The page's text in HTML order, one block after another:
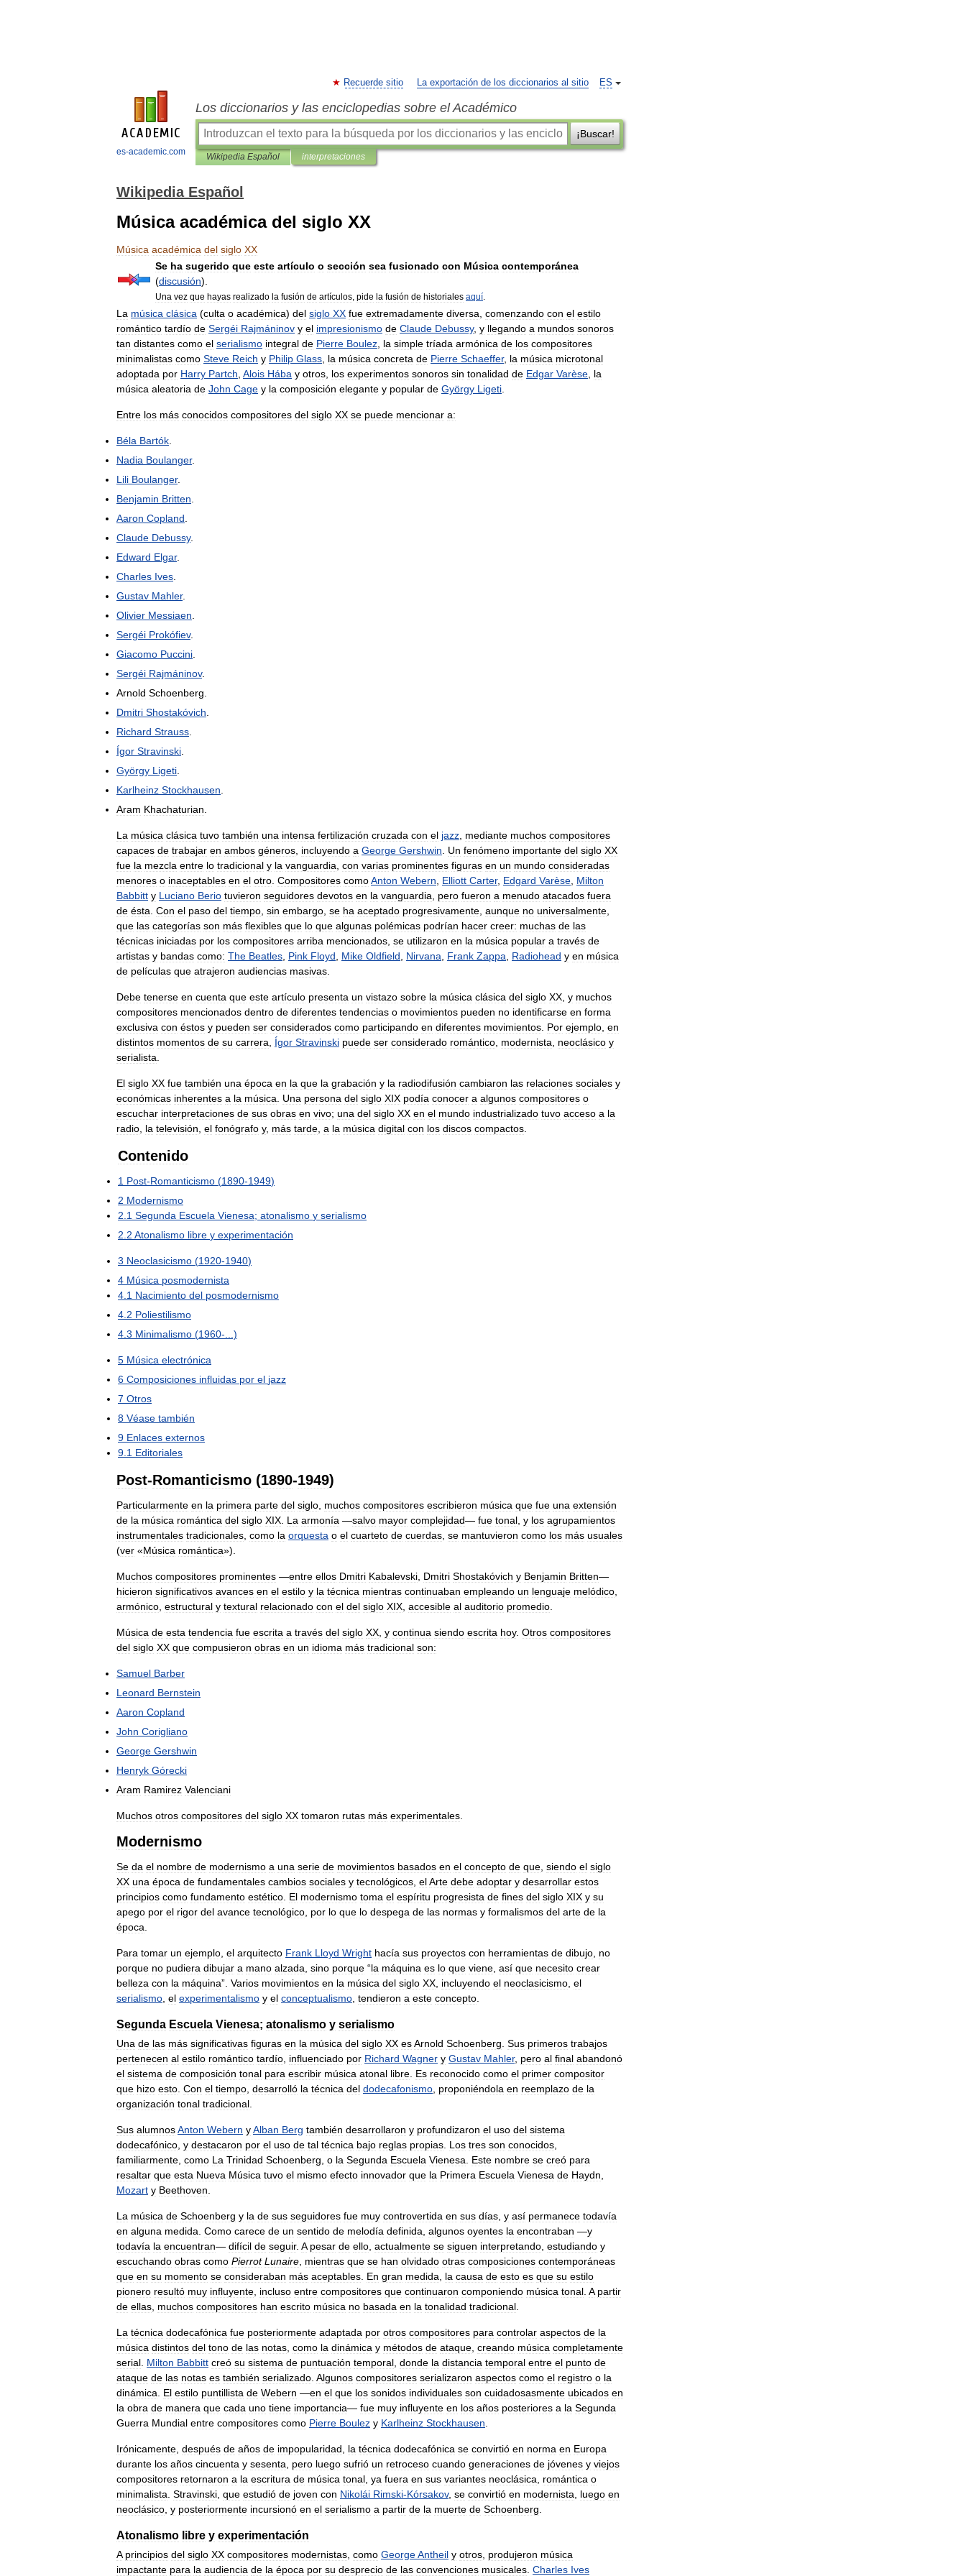
es-academic.com
ES
Recuerde sitio La exportación de los diccionarios al sitio
Los diccionarios y las enciclopedias sobre el Académico
¡Buscar!
Wikipedia Español interpretaciones
Wikipedia Español
Música académica del siglo XX
Música académica del siglo XX
Se ha sugerido que este artículo o sección sea fusionado con Música contemporánea
(discusión).
Una vez que hayas realizado la fusión de artículos, pide la fusión de historiales aquí.
La música clásica (culta o académica) del siglo XX fue extremadamente diversa comenzando con el estilo
romántico tardío de Sergéi Rajmáninov y el impresionismo de Claude Debussy, y llegando a mundos sonoros
tan distantes como el serialismo integral de Pierre Boulez la simple tríada armónica de los compositores
minimalistas como Steve Reich y Philip Glass la música concreta de Pierre Schaeffer, la música microtonal
adoptada por Harry Partch Alois Hába y otros los experimentos sonoros sin tonalidad de Edgar Varèse la
música aleatoria de John Cage y la composición elegante y popular de György Ligeti
Entre los más conocidos compositores del siglo XX se puede mencionar a:
Béla Bartók
Nadia Boulanger.
Lili Boulanger.
Benjamin Britten
Aaron Copland
Claude Debussy.
Edward Elgar.
Charles Ives
Gustav Mahler.
Olivier Messiaen
Sergéi Prokófiev.
Giacomo Puccini
Sergéi Rajmáninov.
Arnold Schoenberg
Dmitri Shostakóvich
Richard Strauss
Ígor Stravinski
György Ligeti
Karlheinz Stockhausen
Aram Khachaturian
La música clásica tuvo también una intensa fertilización cruzada con el jazz mediante muchos compositores
capaces de trabajar en ambos géneros incluyendo a George Gershwin Un fenómeno importante del siglo XX
fue la mezcla entre lo tradicional y la vanguardia con varias prominentes figuras en un mundo consideradas
menores o inaceptables en el otro Compositores comoAnton Webern Elliott Carter, Edgard Varèse Milton
Babbitt y Luciano Berio tuvieron seguidores devotos en la vanguardia pero fueron a menudo atacados fuera
de ésta Con el paso del tiempo sin embargo se ha aceptado progresivamente aunque no universalmente
que las categorías son más flexibles que lo que algunas polémicas podrían hacer creer: muchas de las
técnicas iniciadas por los compositores arriba mencionados se utilizaron en la música popular a través de
artistas y bandas como: The Beatles Pink Floyd Mike Oldfield Nirvana Frank Zappa Radiohead y en música
de películas que atrajeron audiencias masivas
Debe tenerse en cuenta que este artículo presenta un vistazo sobre la música clásica del siglo XX y muchos
compositores mencionados dentro de diferentes tendencias o movimientos pueden no identificarse en forma
exclusiva con éstos y pueden ser considerados como participando en diferentes movimientos Por ejemplo en
distintos momentos de su carrera Ígor Stravinski puede ser considerado romántico modernista neoclásico y
serialista
El siglo XX fue también una época en la que la grabación y la radiodifusión cambiaron las relaciones sociales y
económicas inherentes a la música Una persona del siglo XIX podía conocer a algunos compositores o
escuchar interpretaciones de sus obras en vivo; una del siglo XX en el mundo industrializado tuvo acceso a la
radio la televisión el fonógrafo y, más tarde a la música digital con los discos compactos
Contenido
1 Post-Romanticismo (1890-1949)
2 Modernismo
2 1 Segunda Escuela Vienesa; atonalismo y serialismo
2 2 Atonalismo libre y experimentación
3 Neoclasicismo (1920-1940)
4 Música posmodernista
4 1 Nacimiento del posmodernismo
4 2 Poliestilismo
4 3 Minimalismo (1960-...)
5 Música electrónica
6 Composiciones influidas por el jazz
7 Otros
8 Véase también
9 Enlaces externos
9 1 Editoriales
Post-Romanticismo (1890-1949)
Particularmente en la primera parte del siglo muchos compositores escribieron música que fue una extensión
de la música romántica del siglo XIX La armonía —salvo mayor complejidad— fue tonal y los agrupamientos
instrumentales tradicionales como la orquesta o el cuarteto de cuerdas se mantuvieron como los más usuales
(ver «Música romántica»).
Muchos compositores prominentes —entre ellos Dmitri Kabalevski Dmitri Shostakóvich y Benjamin Britten—
hicieron significativos avances en el estilo y la técnica mientras continuaban empleando un lenguaje melódico
armónico estructural y textural relacionado con el del siglo XIX accesible al auditorio promedio
Música de esta tendencia fue escrita a través del siglo XX y continua siendo escrita hoy. Otros compositores
del siglo XX que compusieron obras en un idioma más tradicional son:
Samuel Barber
Leonard Bernstein
Aaron Copland
John Corigliano
George Gershwin
Henryk Górecki
Aram Ramirez Valenciani
Muchos otros compositores del siglo XX tomaron rutas más experimentales
Modernismo
Se da el nombre de modernismo a una serie de movimientos basados en el concepto de que siendo el siglo
XX una época de fundamentales cambios sociales y tecnológicos elArte debe adoptar y desarrollar estos
principios como fundamento estético El modernismo toma el espíritu progresista de fines del siglo XIX y su
apego por el rigor del avance tecnológico por lo que lo despega de las normas y formalismos del arte de la
época
Para tomar un ejemplo el arquitecto Frank Lloyd Wright hacía sus proyectos con herramientas de dibujo no
porque no pudiera dibujar a mano alzada sino porque “la máquina es lo que viene así que necesito crear
belleza con la máquina”. Varios movimientos en la música del siglo XX incluyendo el neoclasicismo el
serialismo el experimentalismo y el conceptualismo tendieron a este concepto
Segunda Escuela Vienesa; atonalismo y serialismo
Una de las más significativas figuras en la música del siglo XX esArnold Schoenberg Sus primeros trabajos
pertenecen al estilo romántico tardío influenciado por Richard Wagner y Gustav Mahler, pero al final abandonó
el sistema de composición tonal para escribir música atonal libre Es reconocido como el primer compositor
que hizo esto Con el tiempo desarrolló la técnica del dodecafonismo proponiéndola en reemplazo de la
organización tonal tradicional
Sus alumnosAnton Webern yAlban Berg también desarrollaron y profundizaron el uso del sistema
dodecafónico y destacaron por el uso de tal técnica bajo reglas propias Los tres son conocidos
familiarmente como La Trinidad Schoenberg o la Segunda Escuela Vienesa Este nombre se creó para
resaltar que esta Nueva Música tuvo el mismo efecto innovador que la Primera Escuela Vienesa de Haydn
Mozart y Beethoven
La música de Schoenberg y la de sus seguidores fue muy controvertida en sus días y así permanece todavía
en alguna medida Como carece de un sentido de melodía definida algunos oyentes la encontraban —y
todavía la encuentran— difícil de seguir. A pesar de ello actualmente se siguen interpretando estudiando y
escuchando obras como Pierrot Lunaire mientras que se han olvidado otras composiciones contemporáneas
que en su momento se consideraban más aceptables En gran medida la causa de esto es que su estilo
pionero resultó muy influyente incluso entre compositores que continuaron componiendo música tonal A partir
de ellas muchos compositores han escrito música no basada en la tonalidad tradicional
La técnica dodecafónica fue posteriormente adaptada por otros compositores para controlar aspectos de la
música distintos del tono de las notas como la dinámica y métodos de ataque creando música completamente
serial Milton Babbitt creó su sistema de puntuación temporal donde la distancia temporal entre el punto de
ataque de las notas es también serializado Algunos compositores serializaron aspectos como el registro o la
dinámica
El estilo puntillista de Webern —en el que los sonidos individuales son cuidadosasmente ubicados en
la obra de manera que cada uno tiene importancia— fue muy influyente en los años posteriores a la Segunda
Guerra Mundial entre compositores como Pierre Boulez y Karlheinz Stockhausen
Irónicamente después de años de impopularidad la técnica dodecafónica se convirtió en norma en Europa
durante los años cincuenta y sesenta pero luego sufrió un retroceso cuando generaciones de jóvenes y viejos
compositores retornaron a la escritura de música tonal ya fuera en sus variantes neoclásica romántica o
minimalista Stravinski que estudió de joven con Nikolái Rimski-Kórsakov, se convirtió en modernista luego en
neoclásico y posteriormente incursionó en el serialismo a partir de la muerte de Schoenberg
Atonalismo libre y experimentación
A principios del siglo XX compositores modernistas como GeorgeAntheil y otros produjeron música
impactante para la audiencia de la época por su desprecio de las convenciones musicales Charles Ives